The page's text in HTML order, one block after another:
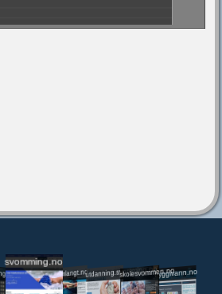
svomming.no
svomlangt.noutdanning.svomming.no
skolesvommen.notryggivann.no